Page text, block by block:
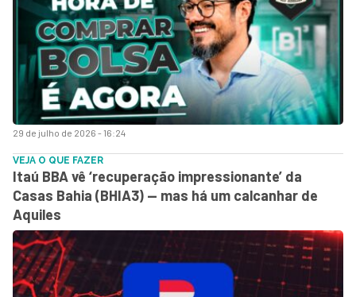
29 de julho de 2026 - 16:24
VEJA O QUE FAZER
Itaú BBA vê ‘recuperação impressionante’ da
Casas Bahia (BHIA3) — mas há um calcanhar de
Aquiles